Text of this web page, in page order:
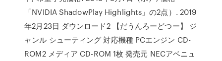
「NVIDIA ShadowPlay Highlights」の2点）. 2019
年2月23日 ダウンロード2 【だうんろーどつー】 ジ
ャンル シューティング 対応機種 PCエンジン CD-
ROM2 メディア CD-ROM 1枚 発売元 NECアベニュ